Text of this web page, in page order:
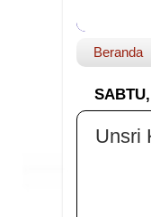
Beranda
Unsri